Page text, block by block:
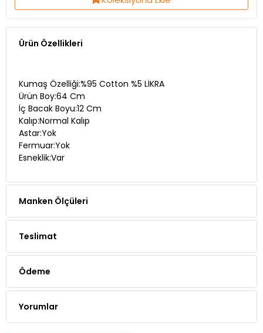
Ürün Özellikleri
Ürün Boy:64 Cm
İç Bacak Boyu:12 Cm
Kalıp:Normal Kalıp
Astar:Yok
Fermuar:Yok
Esneklik:Var
Manken Ölçüleri
Teslimat
Ödeme
Yorumlar